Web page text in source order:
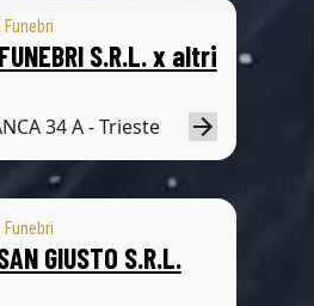
S.R.L. x altri
34 A - Trieste
GIUSTO S.R.L.